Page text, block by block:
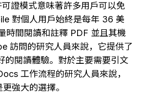
證模式意味著許多用戶可以免
對個人用戶始終是每年 36 美
時間閱讀和註釋 PDF 並且其機
訪問的研究人員來說，它提供了
的閱讀體驗。對於主要需要引文
工作流程的研究人員來說，
強大的選擇。